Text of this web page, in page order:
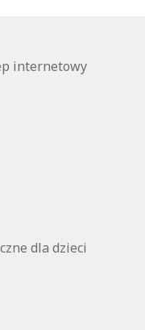
internetowy
dla dzieci